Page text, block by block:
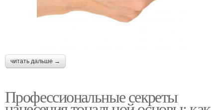
читать дальше →
Профессиональные секреты